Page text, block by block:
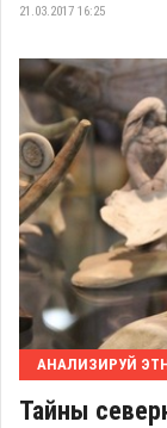
21.03.2017 16:25
АНАЛИЗИРУЙ
Тайны